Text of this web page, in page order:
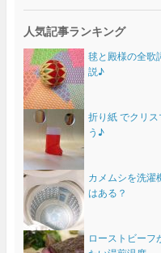
人気記事ランキング
毬と殿様の全歌
説♪
折り紙 でクリ
う♪
カメムシを洗濯
はある？
ローストビーフ